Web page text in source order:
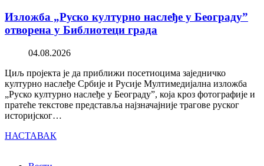
Изложба „Руско културно наслеђе у Београду”
отворена у Библиотеци града
04.08.2026
Циљ пројекта је да приближи посетиоцима заједничко
културно наслеђе Србије и Русије Мултимедијална изложба
„Руско културно наслеђе у Београду”, која кроз фотографије и
пратеће текстове представља најзначајније трагове руског
историјског…
НАСТАВАК